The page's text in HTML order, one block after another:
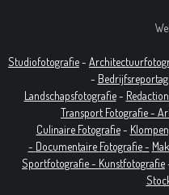
Studiofotografie-
-
Landschapsfotografie-
Transport Fotografie -
Culinaire Fotografie-
- Documentaire Fotografie-
Sportfotografie - Kunstfotografie